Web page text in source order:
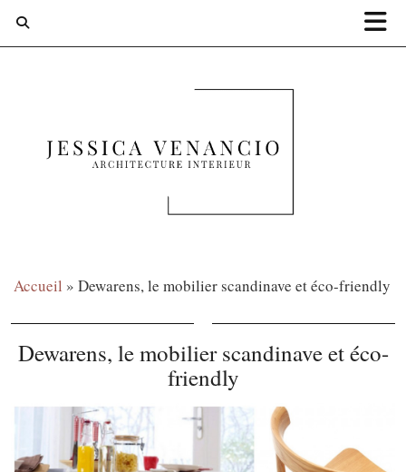
Accueil » Dewarens, le mobilier scandinave et éco-friendly
Dewarens, le mobilier scandinave et éco-
friendly